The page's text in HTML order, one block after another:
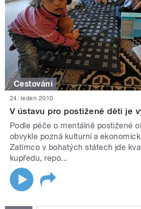
Cestování
24. leden 2010
V ústavu pro postižené děti je
Podle péče o mentálně postižené
obvykle pozná kulturní a
Zatímco v bohatých státech jde
kupředu, repo...